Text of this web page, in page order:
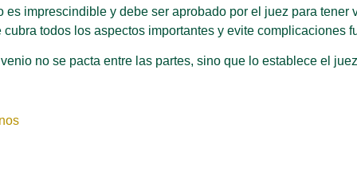
imprescindible y debe ser aprobado por el juez para
todos los aspectos importantes y evite complicaciones
no se pacta entre las partes, sino que lo establece el